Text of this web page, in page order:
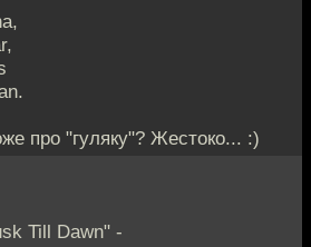
про "гуляку"? Жестоко... :)
Till Dawn" -